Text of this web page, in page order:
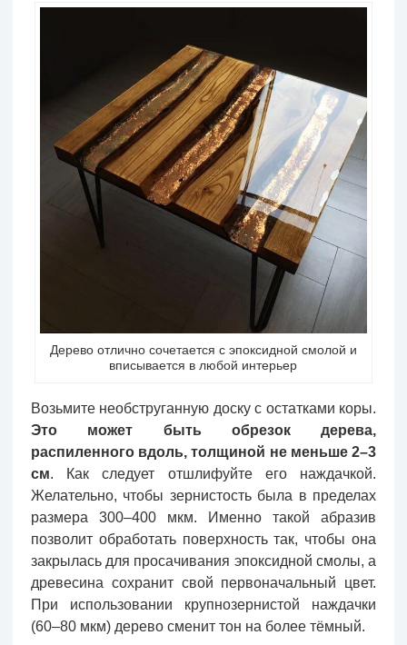
Дерево отлично сочетается с эпоксидной смолой и
вписывается в любой интерьер
Возьмите необструганную доску с остатками коры.
Это может быть обрезок дерева,
распиленного вдоль, толщиной не меньше 2–3
см. Как следует отшлифуйте его наждачкой.
Желательно, чтобы зернистость была в пределах
размера 300–400 мкм. Именно такой абразив
позволит обработать поверхность так, чтобы она
закрылась для просачивания эпоксидной смолы, а
древесина сохранит свой первоначальный цвет.
При использовании крупнозернистой наждачки
(60–80 мкм) дерево сменит тон на более тёмный.